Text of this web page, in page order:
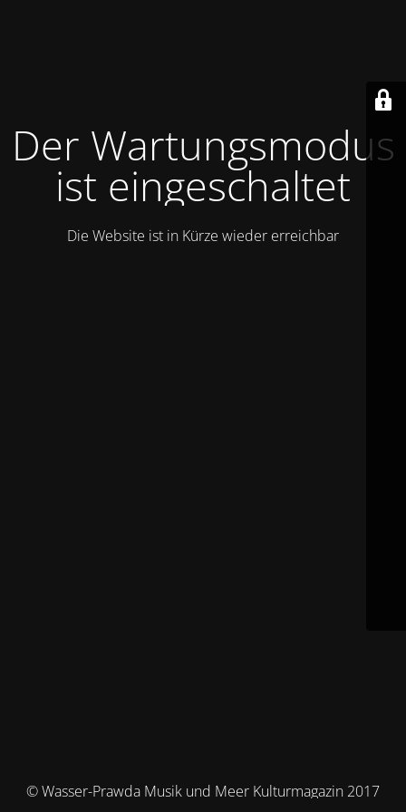
Der Wartungsmodus
ist eingeschaltet
Die Website ist in Kürze wieder erreichbar
© Wasser-Prawda Musik und Meer Kulturmagazin 2017